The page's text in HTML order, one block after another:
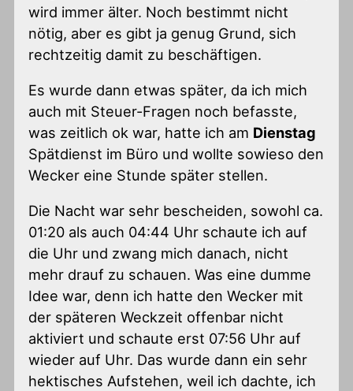
wird immer älter. Noch bestimmt nicht
nötig, aber es gibt ja genug Grund, sich
rechtzeitig damit zu beschäftigen.
Es wurde dann etwas später, da ich mich
auch mit Steuer-Fragen noch befasste,
was zeitlich ok war, hatte ich am Dienstag
Spätdienst im Büro und wollte sowieso den
Wecker eine Stunde später stellen.
Die Nacht war sehr bescheiden, sowohl ca.
01:20 als auch 04:44 Uhr schaute ich auf
die Uhr und zwang mich danach, nicht
mehr drauf zu schauen. Was eine dumme
Idee war, denn ich hatte den Wecker mit
der späteren Weckzeit offenbar nicht
aktiviert und schaute erst 07:56 Uhr auf
wieder auf Uhr. Das wurde dann ein sehr
hektisches Aufstehen, weil ich dachte, ich